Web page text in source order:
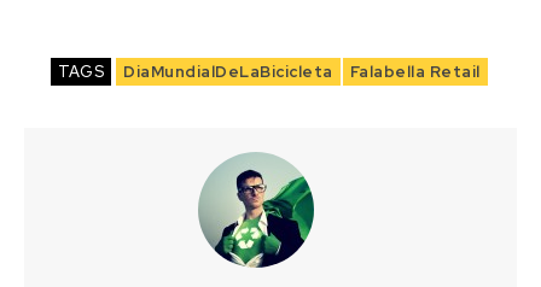
TAGS DiaMundialDeLaBicicleta Falabella Retail